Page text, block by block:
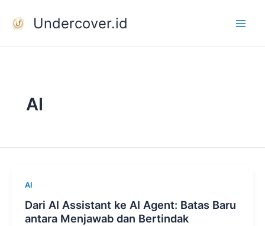
Undercover.id
AI
AI
Dari AI Assistant ke AI Agent: Batas Baru
antara Menjawab dan Bertindak